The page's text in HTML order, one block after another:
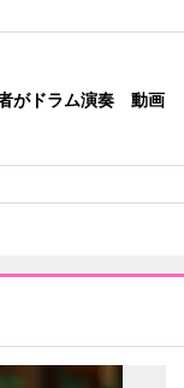
がドラム演奏 動画